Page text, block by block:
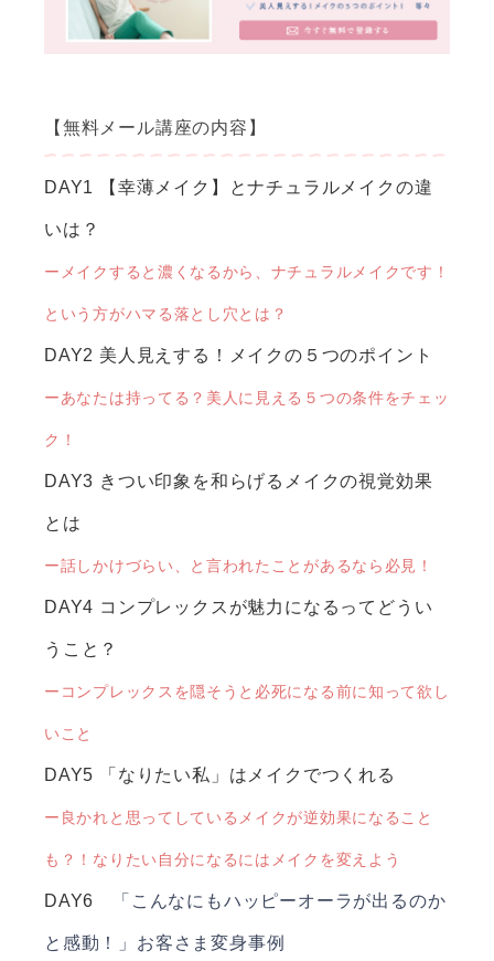
【無料メール講座の内容】
DAY1 【幸薄メイク】とナチュラルメイクの違
いは？
ーメイクすると濃くなるから、ナチュラルメイクです！
という方がハマる落とし穴とは？
DAY2 美人見えする！メイクの５つのポイント
ーあなたは持ってる？美人に見える５つの条件をチェッ
ク！
DAY3 きつい印象を和らげるメイクの視覚効果
とは
ー話しかけづらい、と言われたことがあるなら必見！
DAY4 コンプレックスが魅力になるってどうい
うこと？
ーコンプレックスを隠そうと必死になる前に知って欲し
いこと
DAY5 「なりたい私」はメイクでつくれる
ー良かれと思ってしているメイクが逆効果になること
も？！なりたい自分になるにはメイクを変えよう
DAY6 「こんなにもハッピーオーラが出るのか
と感動！」お客さま変身事例